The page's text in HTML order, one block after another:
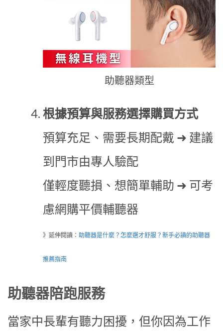
助聽器類型
根據預算與服務選擇購買方式
預算充足、需要長期配戴 ➜ 建議
到門市由專人驗配
僅輕度聽損、想簡單輔助 ➜ 可考
慮網購平價輔聽器
》延伸閱讀：助聽器是什麼？怎麼選才舒服？新手必讀的助聽器
推薦指南
助聽器陪跑服務
當家中長輩有聽力困擾，但你因為工作